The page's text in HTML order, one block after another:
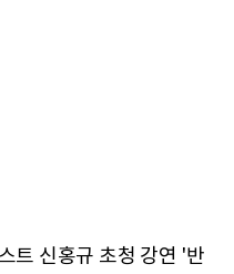
트 신홍규 초청 강연 '반